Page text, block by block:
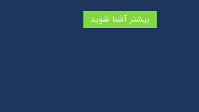
بیشتر آشنا شوید